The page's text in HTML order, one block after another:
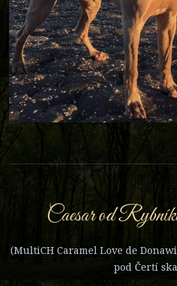
Caesar od
(MultiCH Caramel Love de
pod Čertí